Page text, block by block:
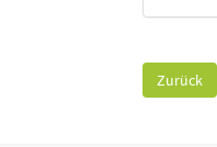
Zurück